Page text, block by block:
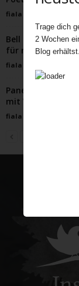
fiala
Bell Ringing
für mich.
fiala
Panettone Trifle
mit Wow-Faktor
fiala
Trage dich
2 Wochen
Blog erhältst.